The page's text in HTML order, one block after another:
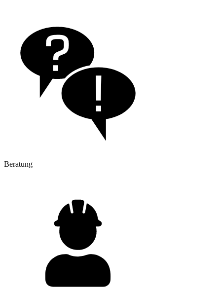
Beratung